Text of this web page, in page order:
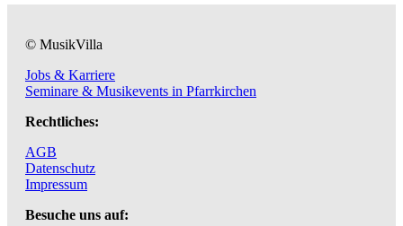
© MusikVilla
Jobs & Karriere
Seminare & Musikevents in Pfarrkirchen
Rechtliches:
AGB
Datenschutz
Impressum
Besuche uns auf: